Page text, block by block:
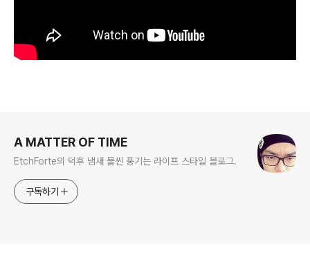
A MATTER OF TIME
EtchForte의 덕후 냄새 물씬 풍기는 라이프 스타일 블로그.
구독하기